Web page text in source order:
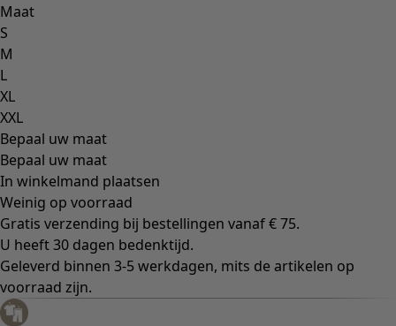
Maat
S
M
L
XL
XXL
Bepaal uw maat
Bepaal uw maat
In winkelmand plaatsen
Weinig op voorraad
Gratis verzending bij bestellingen vanaf € 75.
U heeft 30 dagen bedenktijd.
Geleverd binnen 3-5 werkdagen, mits de artikelen op
voorraad zijn.